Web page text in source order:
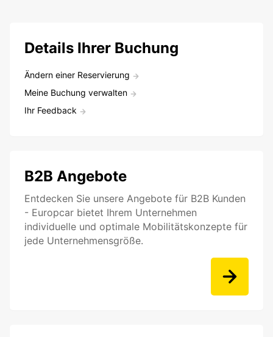
Details Ihrer Buchung
Ändern einer Reservierung
Meine Buchung verwalten
Ihr Feedback
B2B Angebote
Entdecken Sie unsere Angebote für B2B Kunden
- Europcar bietet Ihrem Unternehmen
individuelle und optimale Mobilitätskonzepte für
jede Unternehmensgröße.